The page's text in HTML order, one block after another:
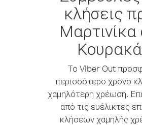
κλήσεις
Το Viber Out
περισσότερο χρόνο
χαμηλότερη χρέωση.
από τις ευέλικτες
κλήσεων χαμηλής